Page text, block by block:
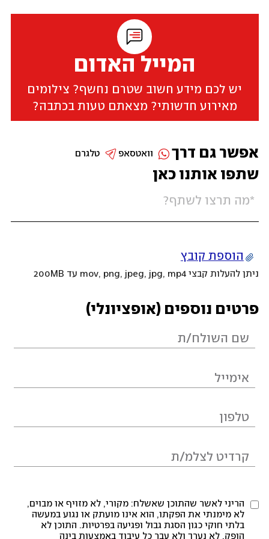
המייל האדום
יש לכם מידע חשוב שטרם נחשף? צילומים
מאירוע חדשותי? מצאתם טעות בכתבה?
שתפו אותנו כאן
הוספת קובץ
ניתן להעלות קבצי mov, png, jpeg, jpg, mp4 עד 200MB
פרטים נוספים (אופציונלי)
הריני לאשר שהתוכן שאשלח: מקורי, לא מזויף או מבוים,
לא מימנתי את הפקתו, הוא אינו מועתק או נגוע במעשה
בלתי חוקי כגון הסגת גבול ופגיעה בפרטיות. התוכן לא
הופק, לא נערך ולא עבר כל עיבוד באמצעות בינה
אפשר גם דרך טלגרם וואטסאפ